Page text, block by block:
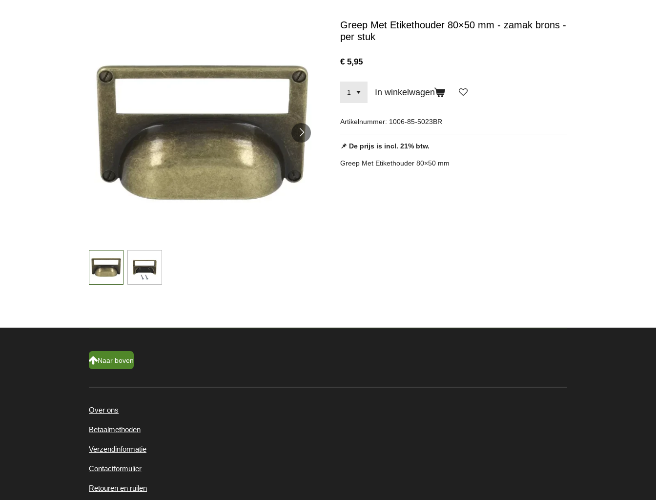
Greep Met Etikethouder 80×50 mm - zamak brons -
per stuk
€ 5,95
In winkelwagen
Artikelnummer: 1006-85-5023BR
📌 De prijs is incl. 21% btw.
Greep Met Etikethouder 80×50 mm
Naar boven
Over ons
Betaalmethoden
Verzendinformatie
Contactformulier
Retouren en ruilen